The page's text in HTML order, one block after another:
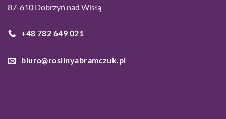
87-610 Dobrzyń nad Wisłą
+48 782 649 021
biuro@roslinyabramczuk.pl